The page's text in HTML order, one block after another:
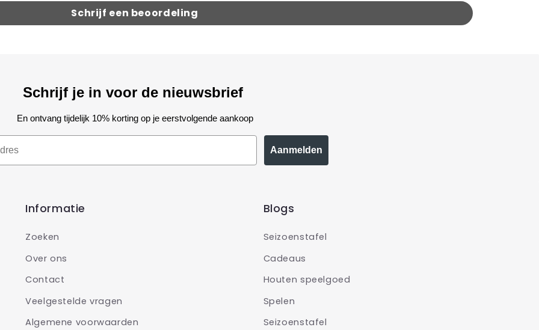
Schrijf een beoordeling
Schrijf je in voor de nieuwsbrief
En ontvang tijdelijk 10% korting op je eerstvolgende aankoop
Aanmelden
Informatie
Zoeken
Over ons
Contact
Veelgestelde vragen
Algemene voorwaarden
Blogs
Seizoenstafel
Cadeaus
Houten speelgoed
Spelen
Seizoenstafel